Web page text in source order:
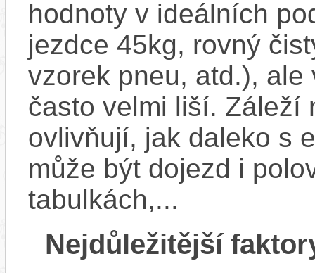
hodnoty v ideálních
jezdce 45kg, rovný
vzorek pneu, atd.),
často velmi liší. Záleží
ovlivňují, jak daleko s
může být dojezd i
tabulkách,...
Nejdůležitější